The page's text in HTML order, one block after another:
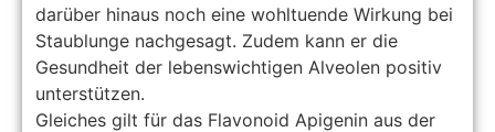
darüber hinaus noch eine wohltuende Wirkung bei
Staublunge nachgesagt. Zudem kann er die
Gesundheit der lebenswichtigen Alveolen positiv
unterstützen.
Gleiches gilt für das Flavonoid Apigenin aus der